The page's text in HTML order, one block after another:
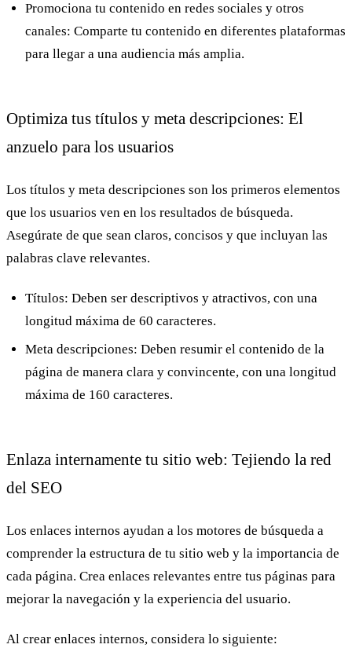
Promociona tu contenido en redes sociales y otros
canales: Comparte tu contenido en diferentes plataformas
para llegar a una audiencia más amplia.
Optimiza tus títulos y meta descripciones: El
anzuelo para los usuarios
Los títulos y meta descripciones son los primeros elementos
que los usuarios ven en los resultados de búsqueda.
Asegúrate de que sean claros, concisos y que incluyan las
palabras clave relevantes.
Títulos: Deben ser descriptivos y atractivos, con una
longitud máxima de 60 caracteres.
Meta descripciones: Deben resumir el contenido de la
página de manera clara y convincente, con una longitud
máxima de 160 caracteres.
Enlaza internamente tu sitio web: Tejiendo la red
del SEO
Los enlaces internos ayudan a los motores de búsqueda a
comprender la estructura de tu sitio web y la importancia de
cada página. Crea enlaces relevantes entre tus páginas para
mejorar la navegación y la experiencia del usuario.
Al crear enlaces internos, considera lo siguiente: